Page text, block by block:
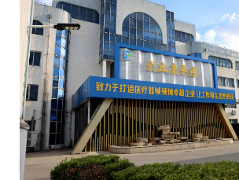
Επικοινωνία